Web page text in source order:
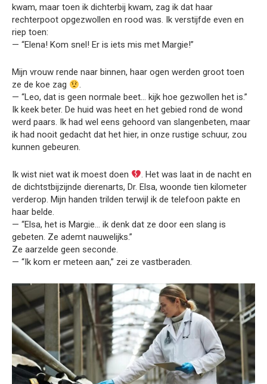
kwam, maar toen ik dichterbij kwam, zag ik dat haar
rechterpoot opgezwollen en rood was. Ik verstijfde even en
riep toen:
— “Elena! Kom snel! Er is iets mis met Margie!”
Mijn vrouw rende naar binnen, haar ogen werden groot toen
ze de koe zag
.
— “Leo, dat is geen normale beet… kijk hoe gezwollen het is.”
Ik keek beter. De huid was heet en het gebied rond de wond
werd paars. Ik had wel eens gehoord van slangenbeten, maar
ik had nooit gedacht dat het hier, in onze rustige schuur, zou
kunnen gebeuren.
Ik wist niet wat ik moest doen
. Het was laat in de nacht en
de dichtstbijzijnde dierenarts, Dr. Elsa, woonde tien kilometer
verderop. Mijn handen trilden terwijl ik de telefoon pakte en
haar belde.
— “Elsa, het is Margie… ik denk dat ze door een slang is
gebeten. Ze ademt nauwelijks.”
Ze aarzelde geen seconde.
— “Ik kom er meteen aan,” zei ze vastberaden.